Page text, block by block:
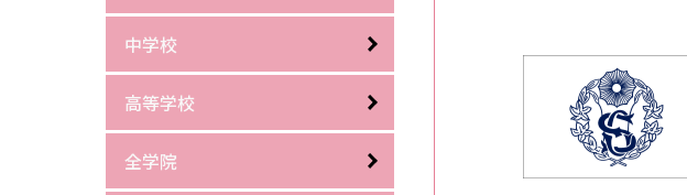
中学校
高等学校
全学院